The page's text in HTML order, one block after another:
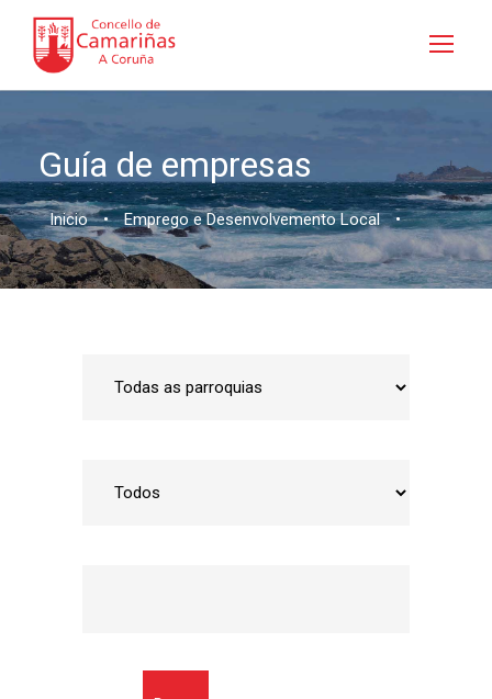
Guía de empresas
Inicio • Emprego e Desenvolvemento Local •